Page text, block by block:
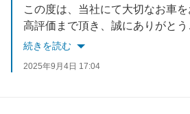
高評価まで頂き、誠にありがとう
次回も満足して頂けるよう、接客・技術の向上を目指して参りますので、次回
続きを読む
2025年9月4日 17:04